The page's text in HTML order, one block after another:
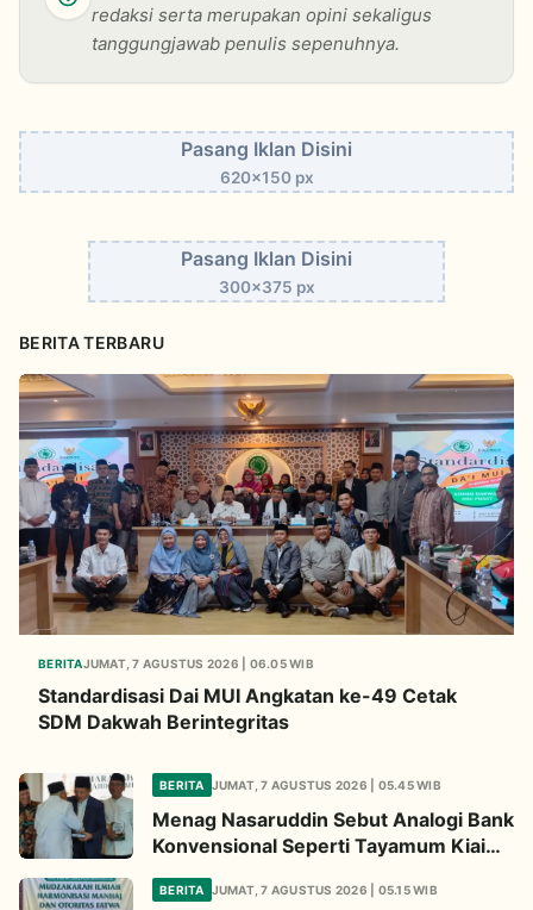
redaksi serta merupakan opini sekaligus
tanggungjawab penulis sepenuhnya.
Pasang Iklan Disini
620x150 px
Pasang Iklan Disini
300x375 px
BERITA TERBARU
BERITAJUMAT, 7 AGUSTUS 2026 | 06.05 WIB
Standardisasi Dai MUI Angkatan ke-49 Cetak
SDM Dakwah Berintegritas
BERITA JUMAT, 7 AGUSTUS 2026 | 05.45 WIB
Menag Nasaruddin Sebut Analogi Bank
Konvensional Seperti Tayamum Kiai
BERITA JUMAT, 7 AGUSTUS 2026 | 05.15 WIB